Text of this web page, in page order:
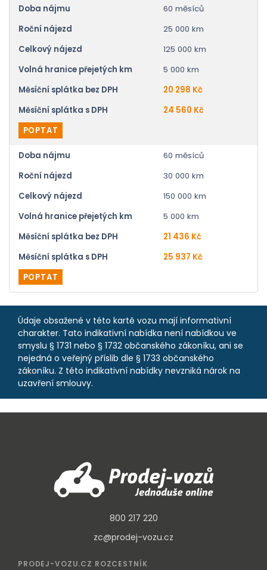
Doba nájmu
60 měsíců
Roční nájezd
25 000 km
Celkový nájezd
125 000 km
Volná hranice přejetých km
5 000 km
Měsíční splátka bez DPH
20 298 Kč
Měsíční splátka s DPH
24 560 Kč
POPTAT
Doba nájmu
60 měsíců
Roční nájezd
30 000 km
Celkový nájezd
150 000 km
Volná hranice přejetých km
5 000 km
Měsíční splátka bez DPH
21 436 Kč
Měsíční splátka s DPH
25 937 Kč
POPTAT
Údaje obsažené v této kartě vozu mají informativní
charakter. Tato indikativní nabídka není nabídkou ve
smyslu § 1731 nebo § 1732 občanského zákoníku, ani se
nejedná o veřejný příslib dle § 1733 občanského
zákoníku. Z této indikativní nabídky nevzniká nárok na
uzavření smlouvy.
800 217 220
zc@prodej-vozu.cz
PRODEJ-VOZU.CZ ROZCESTNÍK